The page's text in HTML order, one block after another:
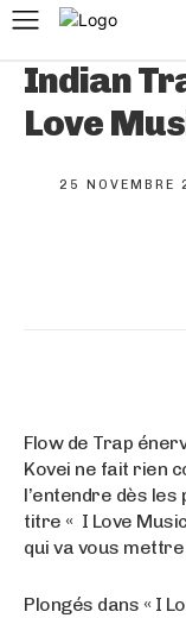
Indian
Love
25 NOVEMBRE
Flow de Trap
Kovei ne fait rien
l’entendre dès
titre « I Love
qui va vous
Plongés dans « I